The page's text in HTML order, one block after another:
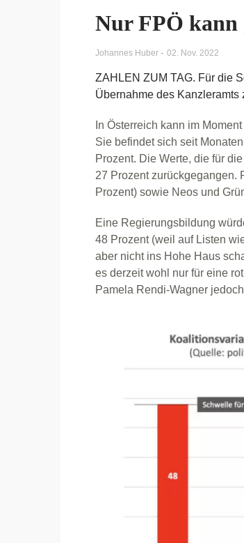
Nur FPÖ kann
Johannes Huber - 02. Nov. 2022
ZAHLEN ZUM TAG. Für die
Übernahme des Kanzleramts
In Österreich kann im
Sie befindet sich seit
Prozent. Die Werte, die für
27 Prozent zurückgegangen.
Prozent) sowie Neos und
Eine Regierungsbildung
48 Prozent (weil auf Listen
aber nicht ins Hohe Haus
es derzeit wohl nur für eine
Pamela Rendi-Wagner